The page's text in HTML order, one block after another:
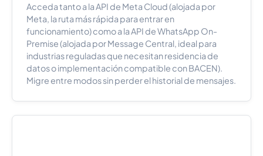
Acceda tanto a la API de Meta Cloud (alojada por
Meta, la ruta más rápida para entrar en
funcionamiento) como a la API de WhatsApp On-
Premise (alojada por Message Central, ideal para
industrias reguladas que necesitan residencia de
datos o implementación compatible con BACEN).
Migre entre modos sin perder el historial de mensajes.